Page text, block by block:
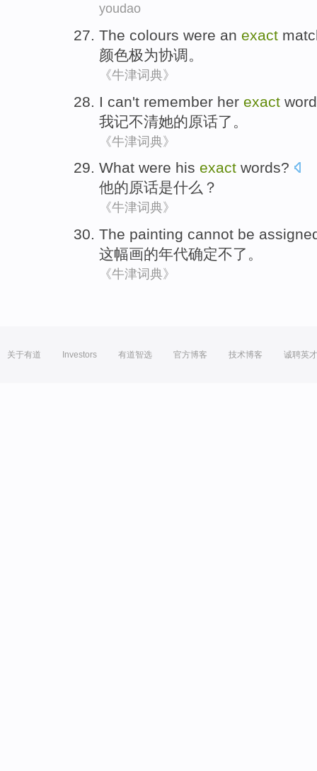
youdao
The colours were an exact
颜色极为协调。
《牛津词典》
I can't remember her exact
我记不清她的原话了。
《牛津词典》
What were his exact words?
他的原话是什么 ？
《牛津词典》
The painting cannot be
这幅画的年代确定不了。
《牛津词典》
关于有道 Investors 有道智选 官方博客 技术博客 诚聘英才